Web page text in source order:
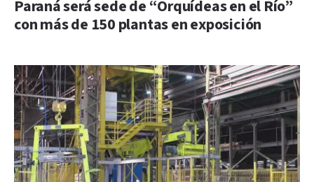
Paraná será sede de “Orquídeas en el Río”
con más de 150 plantas en exposición